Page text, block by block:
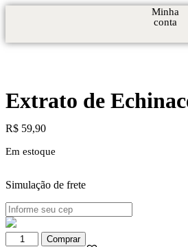
Minha
conta
Extrato de
R$ 59,90
Em estoque
Simulação de frete
Comprar